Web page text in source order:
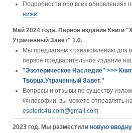
Подробности обо всех обновлениях
ниже.
Май 2024 года. Первое издание Книги
Утраченный Завет" 1.0.
Мы предлагаем к ознакомлению для
первое предварительное издание
"Эзотерическое Наследие" >>>
Творца.Утраченный Завет."
Вопросы и отзывы по существу
Философии, вы можете отправлять
esoteric4u.com@gmail.com
2023 год. Мы разместили новую